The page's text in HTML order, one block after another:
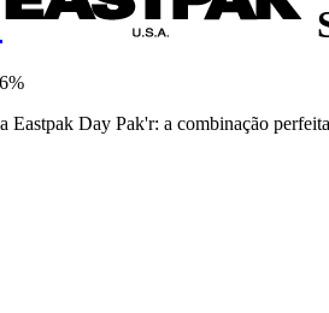
Eastpak Day Pak'r: a combinação